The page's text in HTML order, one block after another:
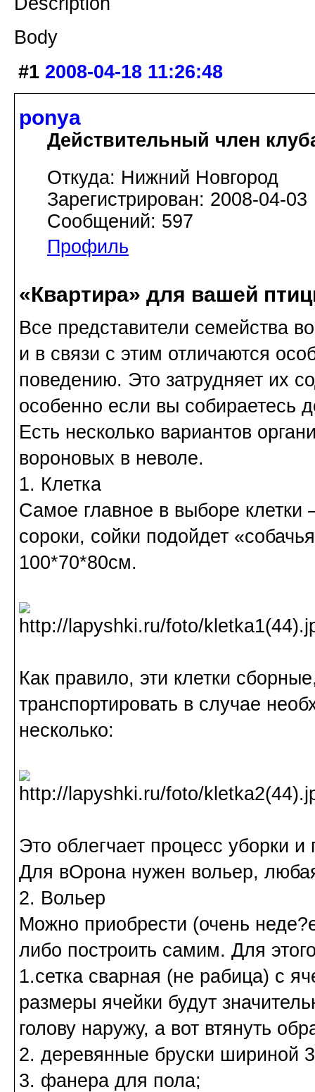
Body
#1 2008-04-18 11:26:48
ponya
Действительный член
Откуда: Нижний Новгород
Зарегистрирован: 2008-04-03
Сообщений: 597
Профиль
«Квартира» для вашей
Все представители семейства
и в связи с этим отличаются
поведению. Это затрудняет их
особенно если вы собираетесь
Есть несколько вариантов
вороновых в неволе.
1. Клетка
Самое главное в выборе
сороки, сойки подойдет
100*70*80см.
Как правило, эти клетки
транспортировать в случае
несколько:
Это облегчает процесс уборки и
Для вОрона нужен вольер,
2. Вольер
Можно приобрести (очень
либо построить самим. Для
1.сетка сварная (не рабица) с
размеры ячейки будут
голову наружу, а вот втянуть
2. деревянные бруски шириной
3. фанера для пола;